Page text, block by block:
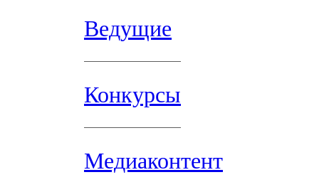
Ведущие
Конкурсы
Медиаконтент